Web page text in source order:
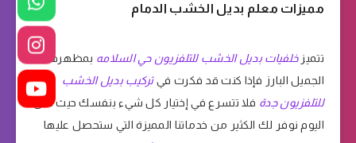
مميزات معلم بديل الخشب الدمام
تتميزخلفيات بديل الخشب للتلفزيون حي السلامه بمظهرها
الجميل البارز فإذا كنت قد فكرت فيتركيب بديل الخشب
للتلفزيون جدة فلا تتسرع في إختيار كل شيء بنفسك حيث نحن
اليوم نوفر لك الكثير من خدماتنا المميزة التي ستحصل عليها